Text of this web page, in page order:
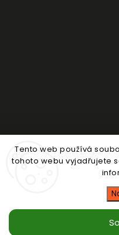
Tento web používá
tohoto webu vyjadřujete
Sledovat na
Nosdítko
Upravit nastavení